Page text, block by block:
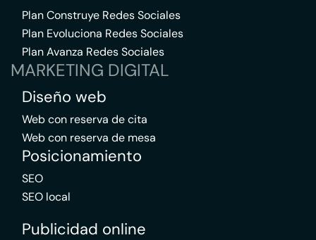
Plan Construye Redes Sociales
Plan Evoluciona Redes Sociales
Plan Avanza Redes Sociales
MARKETING DIGITAL
Diseño web
Web con reserva de cita
Web con reserva de mesa
Posicionamiento
SEO
SEO local
Publicidad online